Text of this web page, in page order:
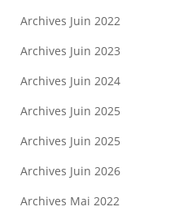
Archives Juin 2022
Archives Juin 2023
Archives Juin 2024
Archives Juin 2025
Archives Juin 2025
Archives Juin 2026
Archives Mai 2022